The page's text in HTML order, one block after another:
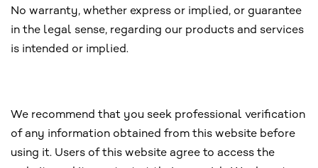
No warranty, whether express or implied, or guarantee
in the legal sense, regarding our products and services
is intended or implied.
We recommend that you seek professional verification
of any information obtained from this website before
using it. Users of this website agree to access the